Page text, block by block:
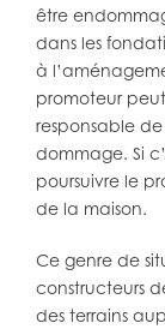
être
dans les
à
promoteur
responsable
dommage. Si
poursuivre le
de la maison.
Ce genre de
constructeurs
des terrains